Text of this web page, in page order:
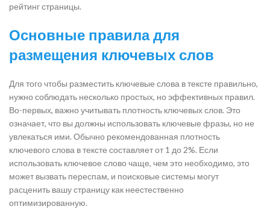
рейтинг страницы.
Основные правила для
размещения ключевых слов
Для того чтобы разместить ключевые слова в тексте правильно,
нужно соблюдать несколько простых, но эффективных правил.
Во-первых, важно учитывать плотность ключевых слов. Это
означает, что вы должны использовать ключевые фразы, но не
увлекаться ими. Обычно рекомендованная плотность
ключевого слова в тексте составляет от 1 до 2%. Если
использовать ключевое слово чаще, чем это необходимо, это
может вызвать переспам, и поисковые системы могут
расценить вашу страницу как неестественно
оптимизированную.